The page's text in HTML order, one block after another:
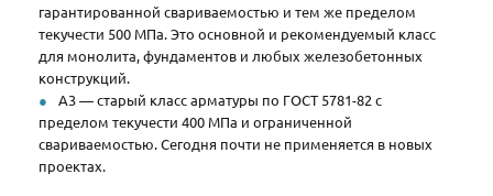
гарантированной свариваемостью и тем же пределом
текучести 500 МПа. Это основной и рекомендуемый класс
для монолита, фундаментов и любых железобетонных
конструкций.
А3 — старый класс арматуры по ГОСТ 5781-82 с
пределом текучести 400 МПа и ограниченной
свариваемостью. Сегодня почти не применяется в новых
проектах.